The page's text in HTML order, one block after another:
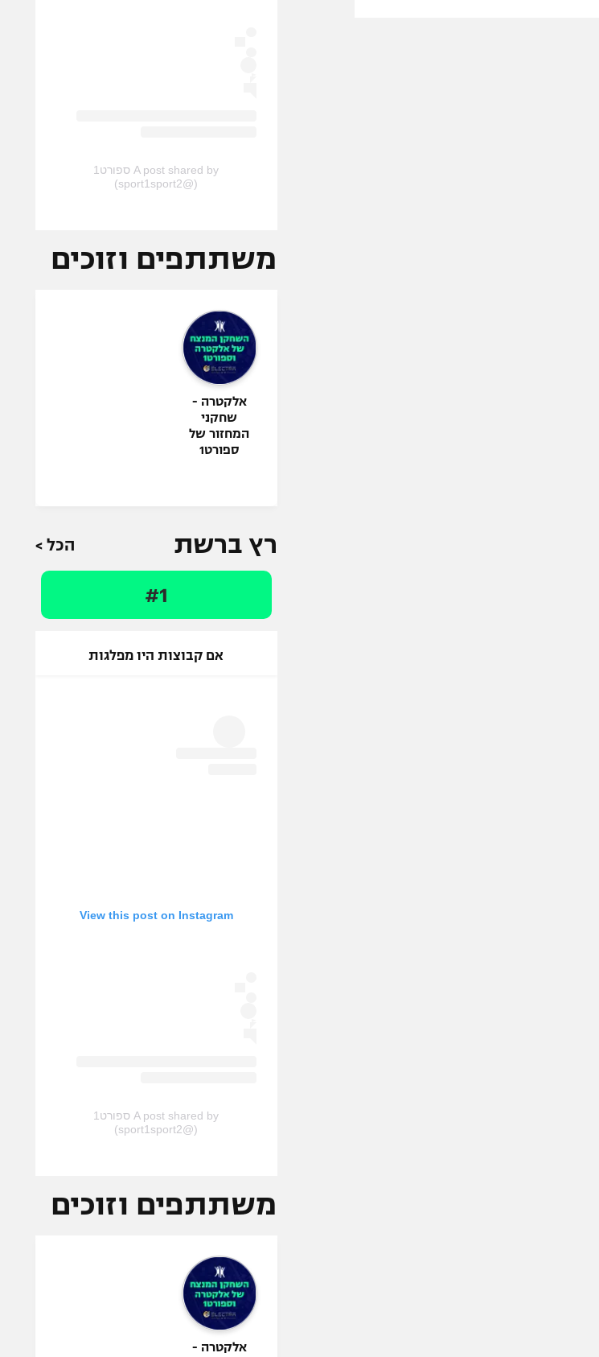
A post shared by ספורט1
(@sport1sport2)
משתתפים וזוכים
אלקטרה -
שחקני
המחזור של
ספורט1
רץ ברשת הכל >
#1
אם קבוצות היו מפלגות
View this post on Instagram
A post shared by ספורט1
(@sport1sport2)
משתתפים וזוכים
אלקטרה -